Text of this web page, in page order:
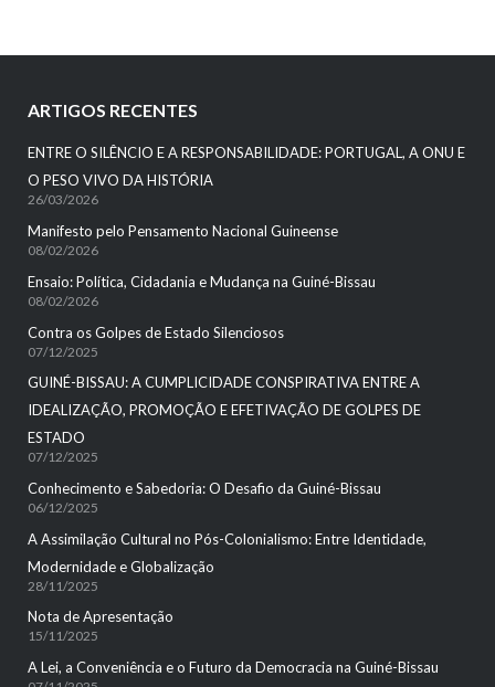
ARTIGOS RECENTES
ENTRE O SILÊNCIO E A RESPONSABILIDADE: PORTUGAL, A ONU E
O PESO VIVO DA HISTÓRIA
26/03/2026
Manifesto pelo Pensamento Nacional Guineense
08/02/2026
Ensaio: Política, Cidadania e Mudança na Guiné-Bissau
08/02/2026
Contra os Golpes de Estado Silenciosos
07/12/2025
GUINÉ-BISSAU: A CUMPLICIDADE CONSPIRATIVA ENTRE A
IDEALIZAÇÃO, PROMOÇÃO E EFETIVAÇÃO DE GOLPES DE
ESTADO
07/12/2025
Conhecimento e Sabedoria: O Desafio da Guiné-Bissau
06/12/2025
A Assimilação Cultural no Pós-Colonialismo: Entre Identidade,
Modernidade e Globalização
28/11/2025
Nota de Apresentação
15/11/2025
A Lei, a Conveniência e o Futuro da Democracia na Guiné-Bissau